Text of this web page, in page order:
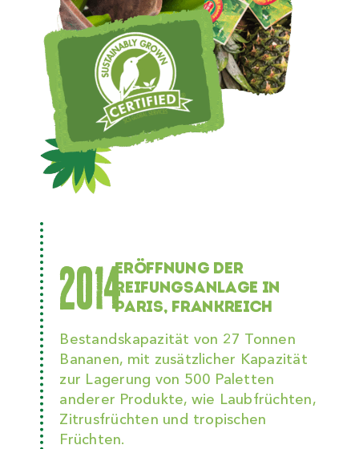
2014ERÖFFNUNG DER
REIFUNGSANLAGE IN
PARIS, FRANKREICH
Bestandskapazität von 27 Tonnen
Bananen, mit zusätzlicher Kapazität
zur Lagerung von 500 Paletten
anderer Produkte, wie Laubfrüchten,
Zitrusfrüchten und tropischen
Früchten.